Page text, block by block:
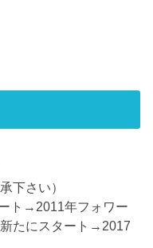
下さい）
ト→2011年フォワー
たにスタート→2017